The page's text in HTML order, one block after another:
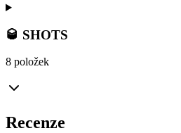
🥃 SHOTS
8 položek
Recenze